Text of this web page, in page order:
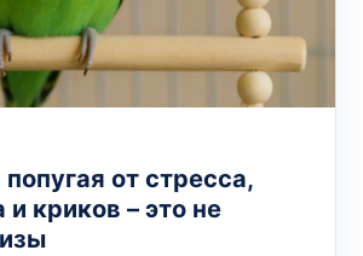
от стресса,
и криков – это не